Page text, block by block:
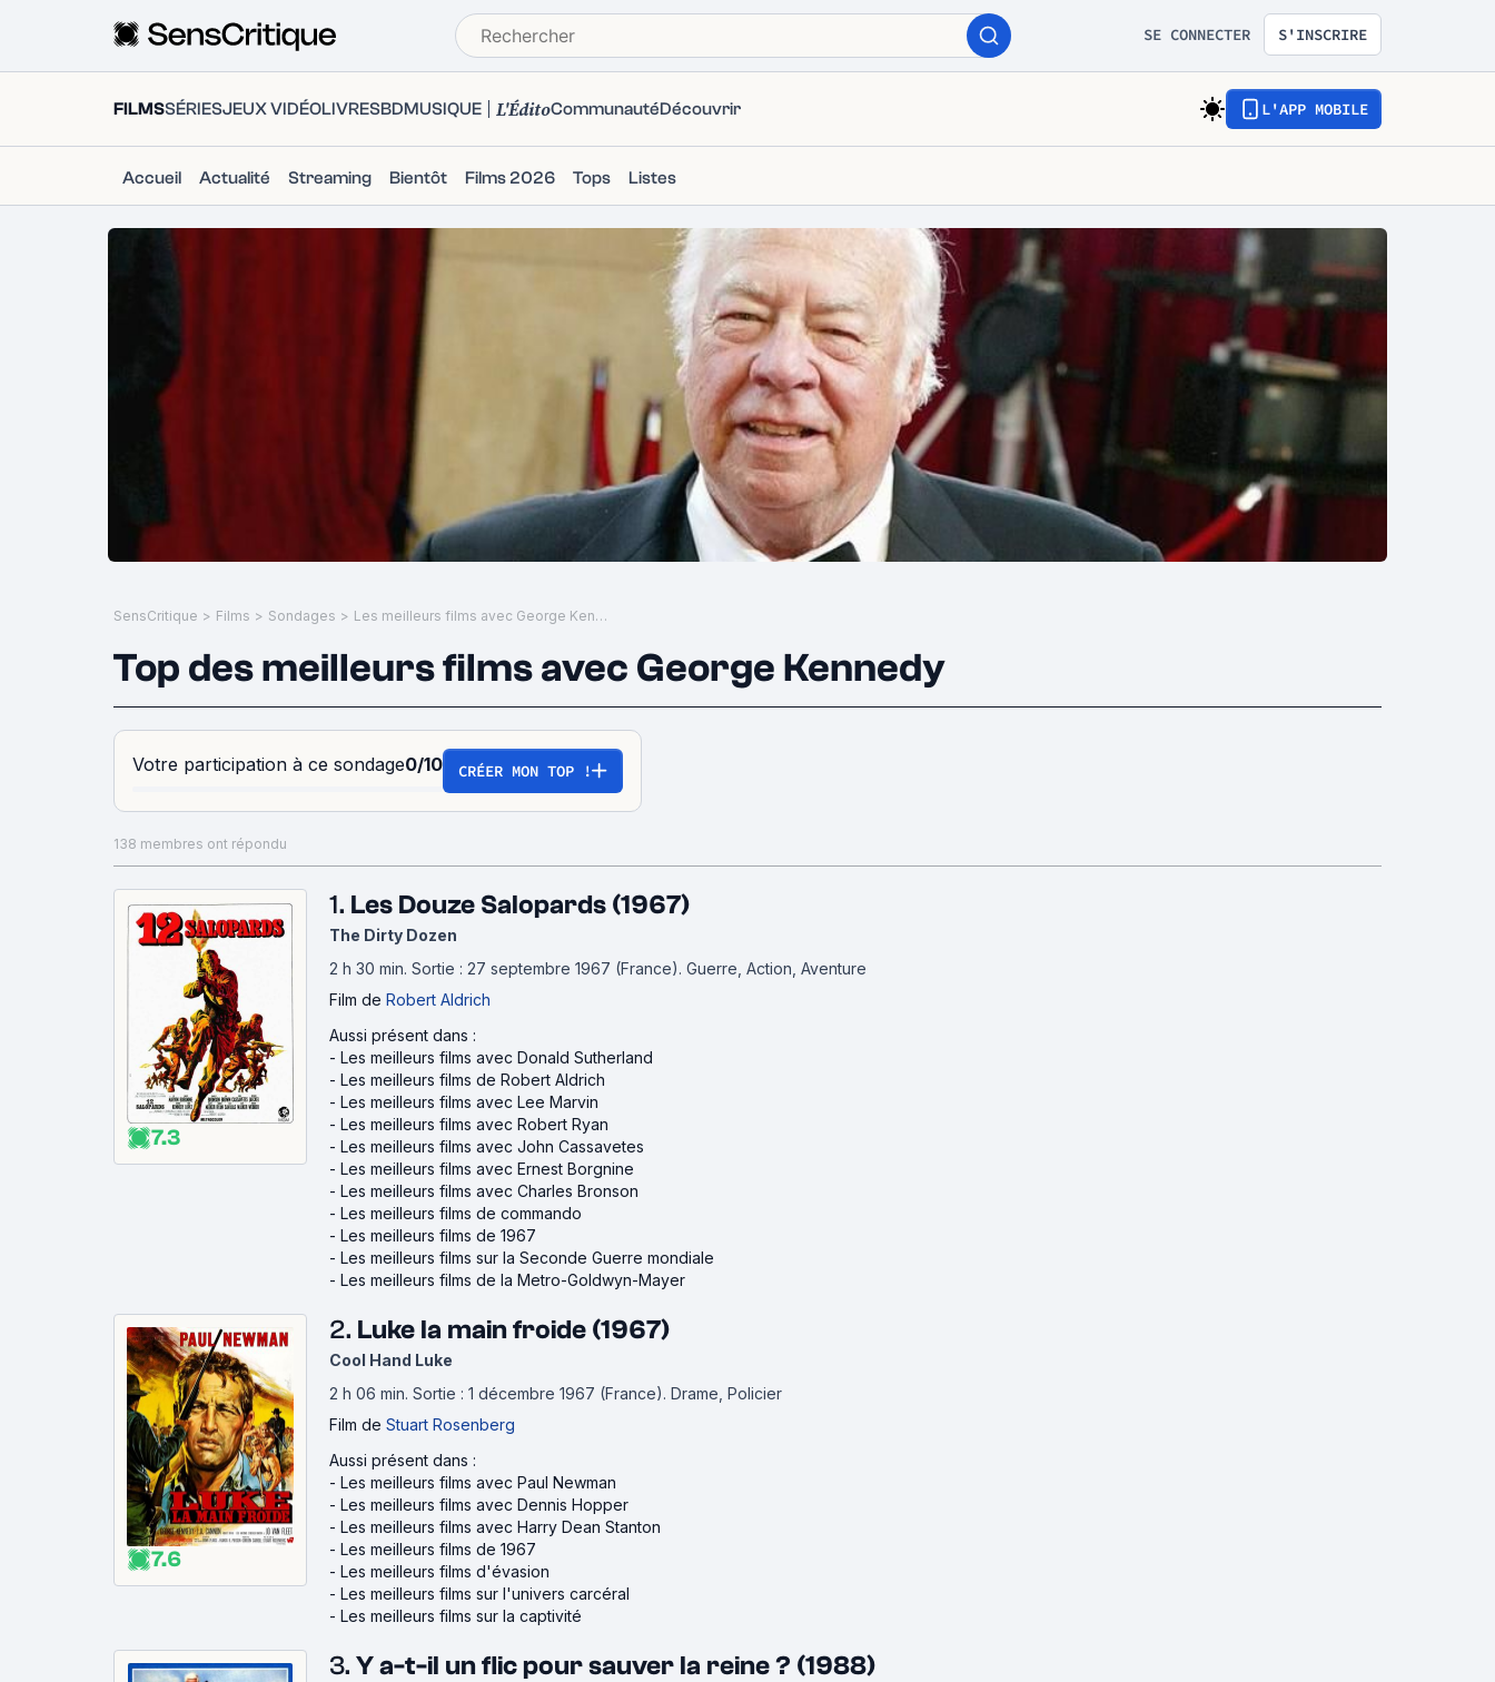
SE CONNECTER S'INSCRIRE
FILMSSÉRIESJEUX VIDÉOLIVRESBDMUSIQUE L'ÉditoCommunautéDécouvrir L'APP MOBILE
Accueil Actualité Streaming Bientôt Films 2026 Tops Listes
SensCritique > Films > Sondages > Les meilleurs films avec George Kennedy
Top des meilleurs films avec George Kennedy
Votre participation à ce sondage0/10 CRÉER MON TOP !
138 membres ont répondu
7.3
1. Les Douze Salopards (1967)
The Dirty Dozen
2 h 30 min. Sortie : 27 septembre 1967 (France). Guerre, Action, Aventure
Film de Robert Aldrich
Aussi présent dans :
- Les meilleurs films avec Donald Sutherland
- Les meilleurs films de Robert Aldrich
- Les meilleurs films avec Lee Marvin
- Les meilleurs films avec Robert Ryan
- Les meilleurs films avec John Cassavetes
- Les meilleurs films avec Ernest Borgnine
- Les meilleurs films avec Charles Bronson
- Les meilleurs films de commando
- Les meilleurs films de 1967
- Les meilleurs films sur la Seconde Guerre mondiale
- Les meilleurs films de la Metro-Goldwyn-Mayer
7.6
2. Luke la main froide (1967)
Cool Hand Luke
2 h 06 min. Sortie : 1 décembre 1967 (France). Drame, Policier
Film de Stuart Rosenberg
Aussi présent dans :
- Les meilleurs films avec Paul Newman
- Les meilleurs films avec Dennis Hopper
- Les meilleurs films avec Harry Dean Stanton
- Les meilleurs films de 1967
- Les meilleurs films d'évasion
- Les meilleurs films sur l'univers carcéral
- Les meilleurs films sur la captivité
3. Y a-t-il un flic pour sauver la reine ? (1988)